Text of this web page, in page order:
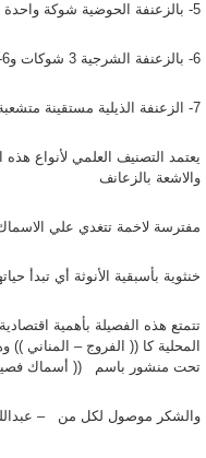
5- بالزعنفة الحوضية شوكة واحدة وخمس أشعة .
6- بالزعنفة الشرجية 3 شوكات و6- 12 شعاع
7- الزعنفة الذيلية مستقينة متشعبة هلالية
يعتمد التصنيف العلمي لأنواع
والاشعة بالزعانف
مفترسة لاخمة تتغدي علي
خنثوية بأسبقية الأنوثة أي تبدأ
تتمتع هذه الفصيلة بأهمية
تحت منشور باسم (( أسماك
والشكر موصول لكل من –